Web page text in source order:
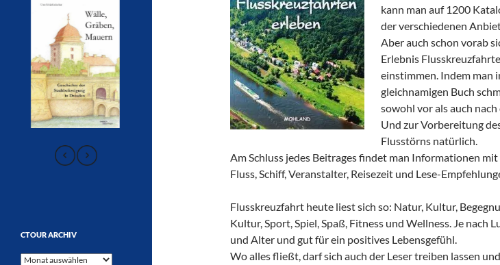
kann man auf 1200
der verschiedenen
Aber auch schon vorab
Erlebnis
einstimmen. Indem man
gleichnamigen Buch
sowohl vor als auch nach
Und zur Vorbereitung
Flusstörns natürlich.
Am Schluss jedes Beitrages findet man Informationen
Fluss, Schiff, Veranstalter, Reisezeit und Lese-
Flusskreuzfahrt heute liest sich so: Natur, Kultur,
Kultur, Sport, Spiel, Spaß, Fitness und Wellness. Je nach
und Alter und gut für ein positives Lebensgefühl.
Wo alles fließt, darf sich auch der Leser treiben lassen
CTOUR ARCHIV
CTOUR